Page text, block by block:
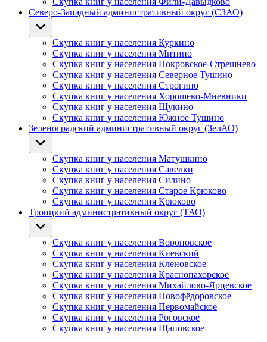
Северо-Западный административный округ (СЗАО)
Скупка книг у населения Куркино
Скупка книг у населения Митино
Скупка книг у населения Покровское-Стрешнево
Скупка книг у населения Северное Тушино
Скупка книг у населения Строгино
Скупка книг у населения Хорошево-Мневники
Скупка книг у населения Щукино
Скупка книг у населения Южное Тушино
Зеленоградский административный округ (ЗелАО)
Скупка книг у населения Матушкино
Скупка книг у населения Савелки
Скупка книг у населения Силино
Скупка книг у населения Старое Крюково
Скупка книг у населения Крюково
Троицкий административный округ (ТАО)
Скупка книг у населения Вороновское
Скупка книг у населения Киевский
Скупка книг у населения Кленовское
Скупка книг у населения Краснопахорское
Скупка книг у населения Михайлово-Ярцевское
Скупка книг у населения Новофёдоровское
Скупка книг у населения Первомайское
Скупка книг у населения Роговское
Скупка книг у населения Щаповское